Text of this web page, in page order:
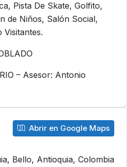
Pista De Skate, Golfito,
de Niños, Salón Social,
Visitantes.
– Asesor: Antonio
Abrir en Google Maps
Bello, Antioquia, Colombia